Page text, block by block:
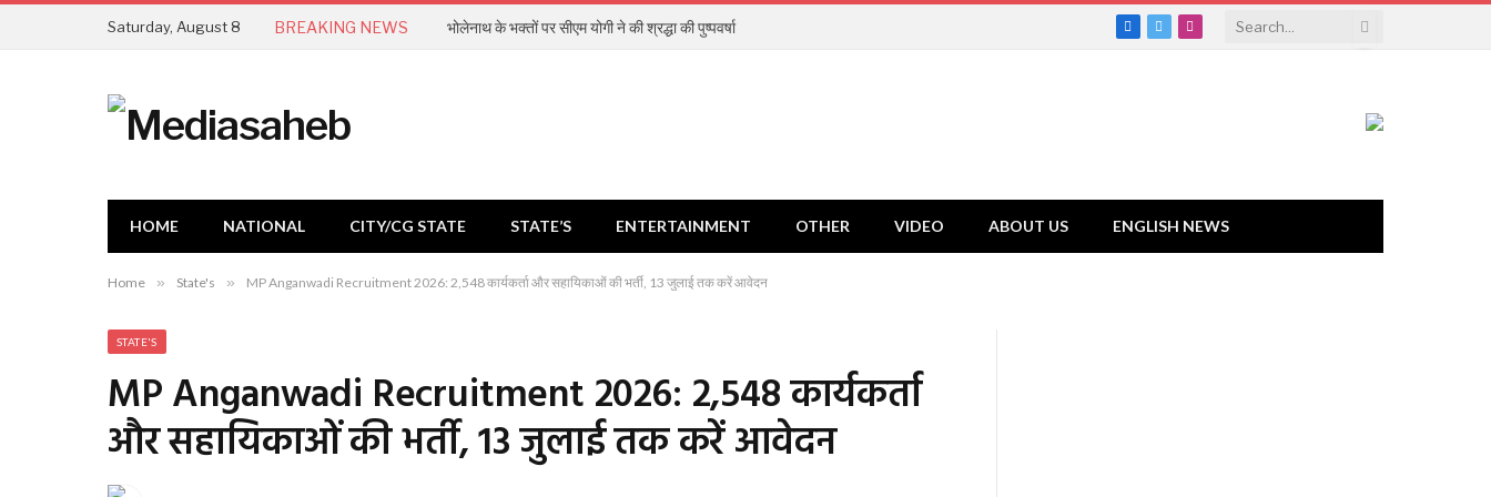
Saturday, August 8 BREAKING NEWS भोलेनाथ के भक्तों पर सीएम योगी ने की श्रद्धा की पुष्पवर्षा
Facebook
TwitterInstagram
HOME NATIONAL CITY/CG STATE STATE’S ENTERTAINMENT OTHER VIDEO ABOUT US ENGLISH NEWS
Home » State's » MP Anganwadi Recruitment 2026: 2,548 कार्यकर्ता और सहायिकाओं की भर्ती, 13 जुलाई तक करें आवेदन
STATE'S
MP Anganwadi Recruitment 2026: 2,548 कार्यकर्ता
और सहायिकाओं की भर्ती, 13 जुलाई तक करें आवेदन